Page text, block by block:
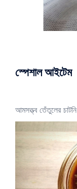
স্পেশাল আইটেম
আমসত্ত্ব তেঁতুলের চাটনি